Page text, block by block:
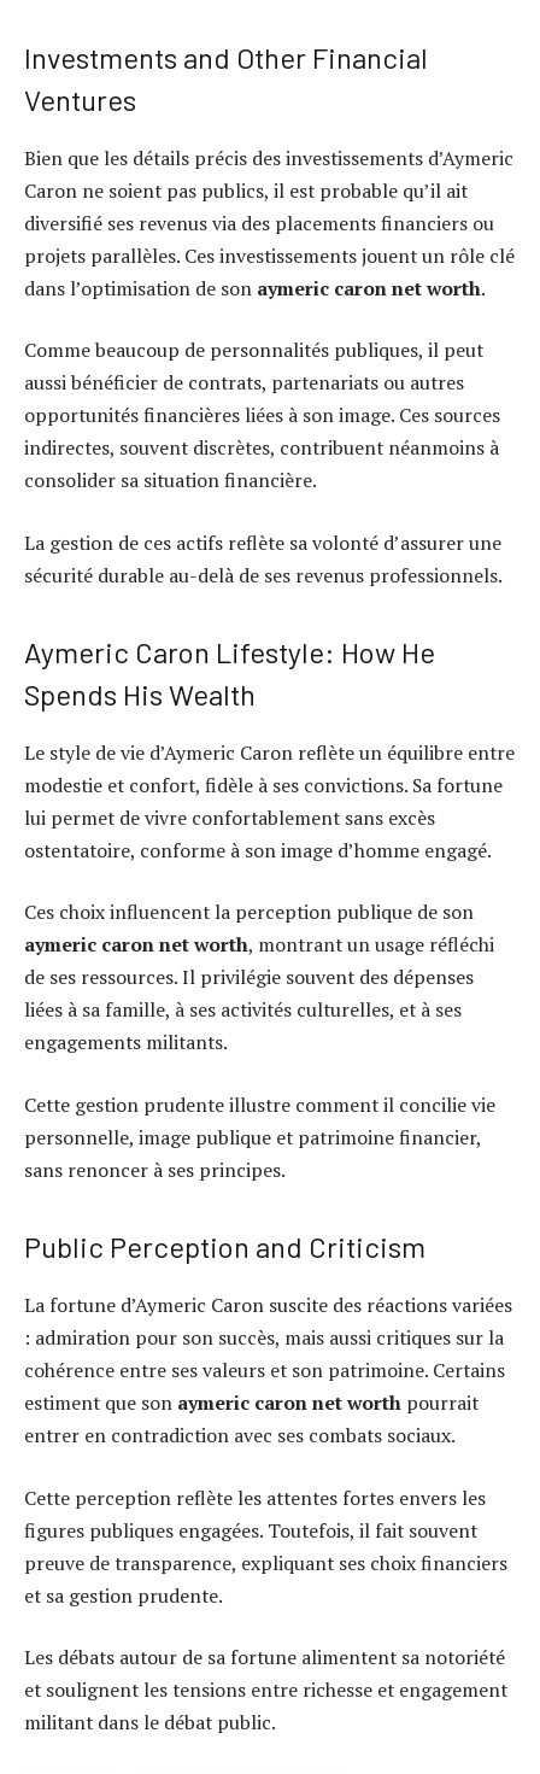
Investments and Other Financial
Ventures
Bien que les détails précis des investissements d’Aymeric
Caron ne soient pas publics, il est probable qu’il ait
diversifié ses revenus via des placements financiers ou
projets parallèles. Ces investissements jouent un rôle clé
dans l’optimisation de son aymeric caron net worth.
Comme beaucoup de personnalités publiques, il peut
aussi bénéficier de contrats, partenariats ou autres
opportunités financières liées à son image. Ces sources
indirectes, souvent discrètes, contribuent néanmoins à
consolider sa situation financière.
La gestion de ces actifs reflète sa volonté d’assurer une
sécurité durable au-delà de ses revenus professionnels.
Aymeric Caron Lifestyle: How He
Spends His Wealth
Le style de vie d’Aymeric Caron reflète un équilibre entre
modestie et confort, fidèle à ses convictions. Sa fortune
lui permet de vivre confortablement sans excès
ostentatoire, conforme à son image d’homme engagé.
Ces choix influencent la perception publique de son
aymeric caron net worth, montrant un usage réfléchi
de ses ressources. Il privilégie souvent des dépenses
liées à sa famille, à ses activités culturelles, et à ses
engagements militants.
Cette gestion prudente illustre comment il concilie vie
personnelle, image publique et patrimoine financier,
sans renoncer à ses principes.
Public Perception and Criticism
La fortune d’Aymeric Caron suscite des réactions variées
: admiration pour son succès, mais aussi critiques sur la
cohérence entre ses valeurs et son patrimoine. Certains
estiment que son aymeric caron net worth pourrait
entrer en contradiction avec ses combats sociaux.
Cette perception reflète les attentes fortes envers les
figures publiques engagées. Toutefois, il fait souvent
preuve de transparence, expliquant ses choix financiers
et sa gestion prudente.
Les débats autour de sa fortune alimentent sa notoriété
et soulignent les tensions entre richesse et engagement
militant dans le débat public.